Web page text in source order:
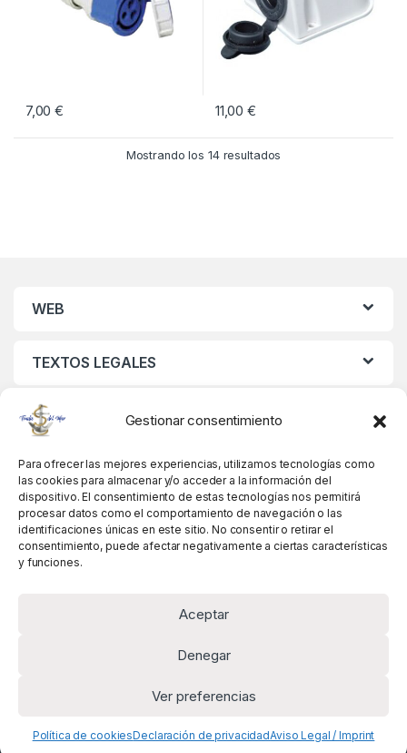
Gestionar consentimiento
Para ofrecer las mejores experiencias, utilizamos tecnologías como
las cookies para almacenar y/o acceder a la información del
dispositivo. El consentimiento de estas tecnologías nos permitirá
procesar datos como el comportamiento de navegación o las
identificaciones únicas en este sitio. No consentir o retirar el
consentimiento, puede afectar negativamente a ciertas características
y funciones.
Aceptar
Denegar
Ver preferencias
Política de cookiesDeclaración de privacidadAviso Legal / Imprint
7,00€ 11,00€
Mostrando los 14 resultados
WEB
TEXTOS LEGALES
MIS DATOS
Alguna pregunta? Llámanos!
+34 981 845 358